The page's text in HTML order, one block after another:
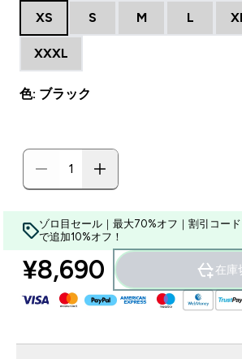
XS S M L
XXXL
色: ブラック
ゾロ目セール｜最大70%オフ｜割引コー
で追加10%オフ！
¥8,690‎ 在庫